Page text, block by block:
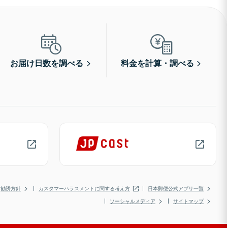
お届け日数を調べる 料金を計算・調べる
勧誘方針 カスタマーハラスメントに関する考え方
日本郵便公式アプリ一覧
ソーシャルメディア
サイトマップ